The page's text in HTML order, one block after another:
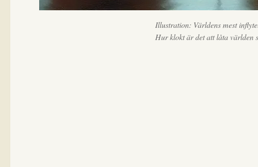
Illustration: Världens mest
Hur klokt är det att låta världen